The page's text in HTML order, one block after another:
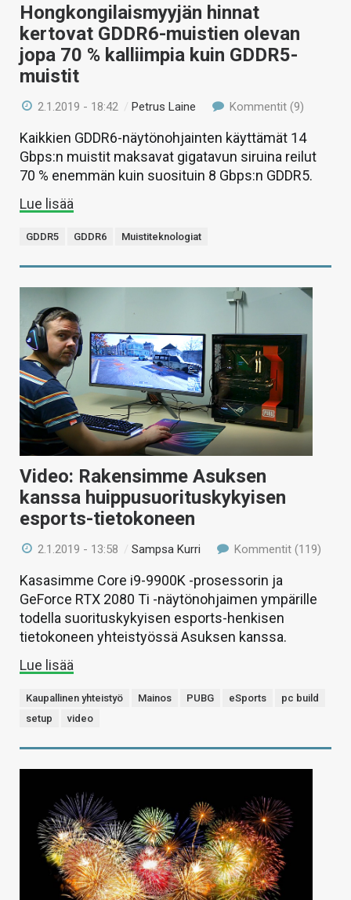
Hongkongilaismyyjän hinnat
kertovat GDDR6-muistien olevan
jopa 70 % kalliimpia kuin GDDR5-
muistit
2.1.2019 - 18:42 /Petrus Laine Kommentit (9)
Kaikkien GDDR6-näytönohjainten käyttämät 14
Gbps:n muistit maksavat gigatavun siruina reilut
70 % enemmän kuin suosituin 8 Gbps:n GDDR5.
Lue lisää
GDDR5 GDDR6 Muistiteknologiat
Video: Rakensimme Asuksen
kanssa huippusuorituskykyisen
esports-tietokoneen
2.1.2019 - 13:58 /Sampsa Kurri Kommentit (119)
Kasasimme Core i9-9900K -prosessorin ja
GeForce RTX 2080 Ti -näytönohjaimen ympärille
todella suorituskykyisen esports-henkisen
tietokoneen yhteistyössä Asuksen kanssa.
Lue lisää
Kaupallinen yhteistyö Mainos PUBG eSports
pc build
setup
video